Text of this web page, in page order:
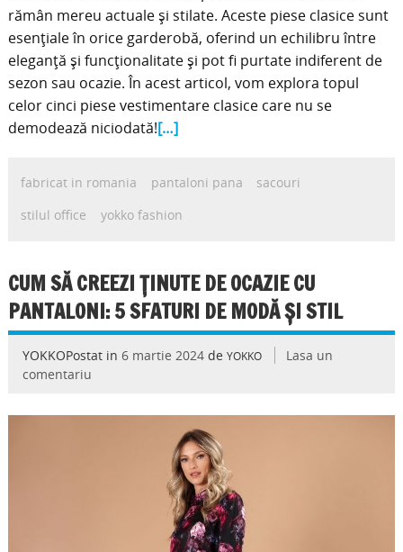
rămân mereu actuale și stilate. Aceste piese clasice sunt
esențiale în orice garderobă, oferind un echilibru între
eleganță și funcționalitate și pot fi purtate indiferent de
sezon sau ocazie. În acest articol, vom explora topul
celor cinci piese vestimentare clasice care nu se
demodează niciodată![…]
fabricat in romania pantaloni pana
sacouri
stilul office
yokko fashion
CUM SĂ CREEZI ȚINUTE DE OCAZIE CU
PANTALONI: 5 SFATURI DE MODĂ ȘI STIL
YOKKOPostat in 6 martie 2024de YOKKO
Lasa un
comentariu